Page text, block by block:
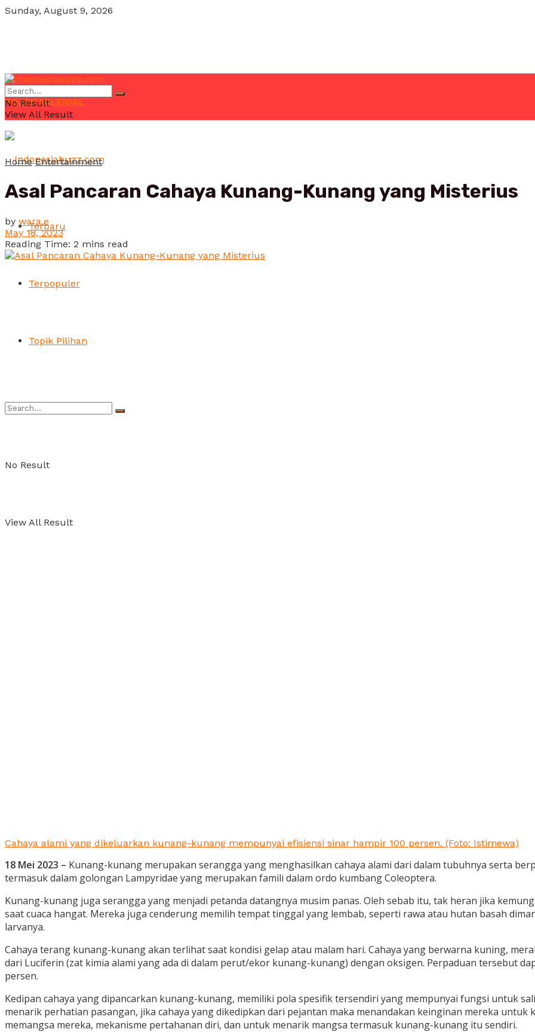
Sunday, August 9, 2026
POJOK MILENIAL
Terbaru
Terpopuler
Topik Pilihan
No Result
View All Result
No Result
View All Result
Home Entertainment
Asal Pancaran Cahaya Kunang-Kunang yang Misterius
by wara.e
May 18, 2023
Reading Time: 2 mins read
Cahaya alami yang dikeluarkan kunang-kunang mempunyai efisiensi sinar hampir 100 persen. (Foto: Istimewa)
18 Mei 2023 – Kunang-kunang merupakan serangga yang menghasilkan cahaya alami dari dalam tubuhnya serta
termasuk dalam golongan Lampyridae yang merupakan famili dalam ordo kumbang Coleoptera.
Kunang-kunang juga serangga yang menjadi petanda datangnya musim panas. Oleh sebab itu, tak heran jika
saat cuaca hangat. Mereka juga cenderung memilih tempat tinggal yang lembab, seperti rawa atau hutan basah
larvanya.
Cahaya terang kunang-kunang akan terlihat saat kondisi gelap atau malam hari. Cahaya yang berwarna kuning,
dari Luciferin (zat kimia alami yang ada di dalam perut/ekor kunang-kunang) dengan oksigen. Perpaduan tersebut
persen.
Kedipan cahaya yang dipancarkan kunang-kunang, memiliki pola spesifik tersendiri yang mempunyai fungsi untuk
menarik perhatian pasangan, jika cahaya yang dikedipkan dari pejantan maka menandakan keinginan mereka
memangsa mereka, mekanisme pertahanan diri, dan untuk menarik mangsa termasuk kunang-kunang itu sendiri.